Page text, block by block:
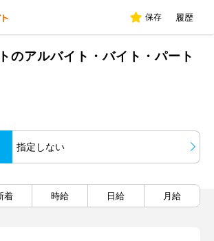
保存 履歴
のアルバイト・バイト・パート
指定しない
着 時給 日給 月給